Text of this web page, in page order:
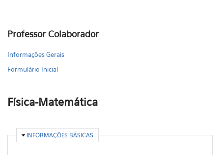
Professor Colaborador
Informações Gerais
Formulário Inicial
Física-Matemática
OCULTAR
INFORMAÇÕES BÁSICAS